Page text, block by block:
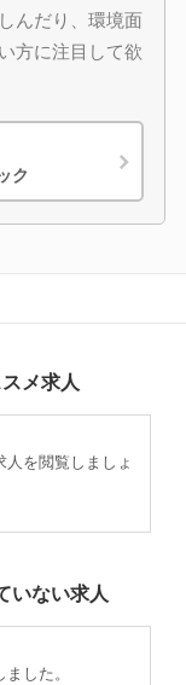
んだり、環境面
方に注目して欲
ク
メ求人
を閲覧しましょ
いない求人
した。